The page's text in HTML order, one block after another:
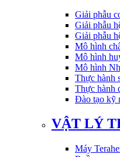
Giải phẫu
Giải phẫu
Giải phẫu
Mô hình
Mô hình
Mô hình
Thực hành
Thực hành
Đào tạo kỹ
VẬT LÝ
Máy